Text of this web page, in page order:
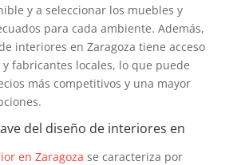
y a seleccionar los muebles y
para cada ambiente. Además,
interiores en Zaragoza tiene acceso
fabricantes locales, lo que puede
más competitivos y una mayor
del diseño de interiores en
en Zaragoza se caracteriza por